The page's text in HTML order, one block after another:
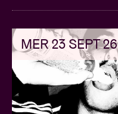
MER 23 SEPT 26